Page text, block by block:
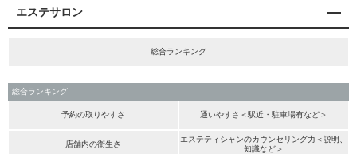
エステサロン
総合ランキング
総合ランキング
予約の取りやすさ 通いやすさ＜駅近・駐車場有など＞
店舗内の衛生さ
エステティシャンのカウンセリング力＜説明、
知識など＞